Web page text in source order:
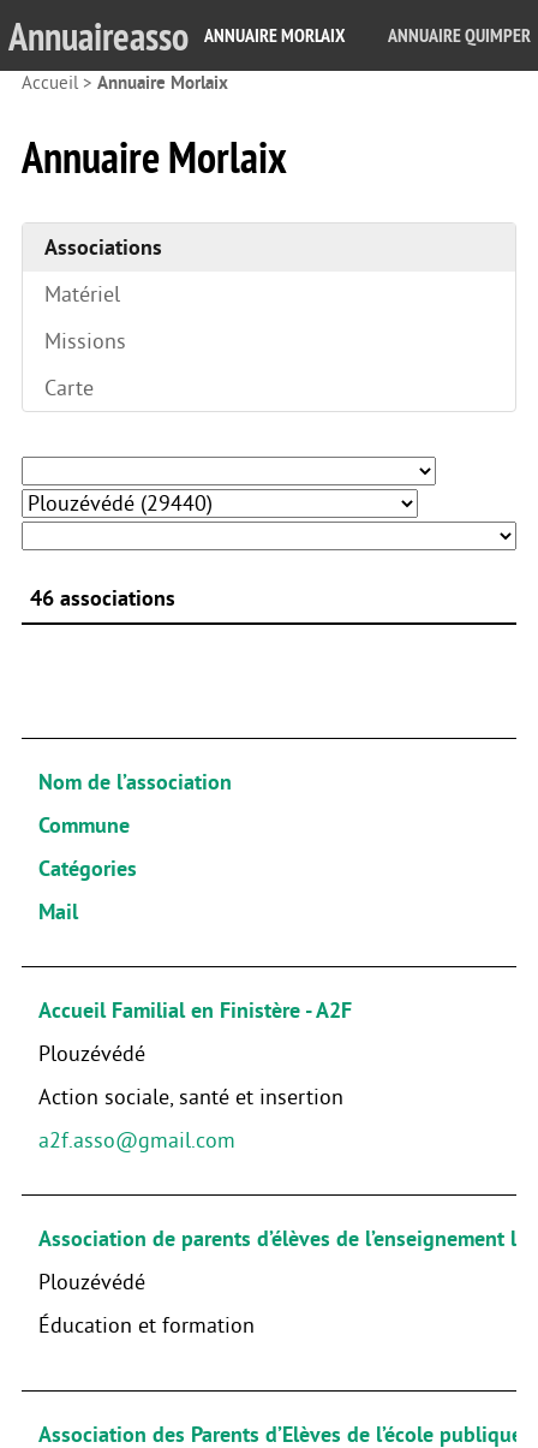
Annuaireasso ANNUAIRE MORLAIX ANNUAIRE QUIMPER
Accueil> Annuaire Morlaix
Annuaire Morlaix
Associations
Matériel
Missions
Carte
46 associations
Nom de l’association
Commune
Catégories
Mail
Accueil Familial en Finistère - A2F
Plouzévédé
Action sociale, santé et insertion
a2f.asso@gmail.com
Association de parents d’élèves de l’enseignement
Plouzévédé
Éducation et formation
Association des Parents d’Elèves de l’école publique